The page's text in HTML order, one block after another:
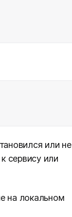
или не
сервису или
на локальном